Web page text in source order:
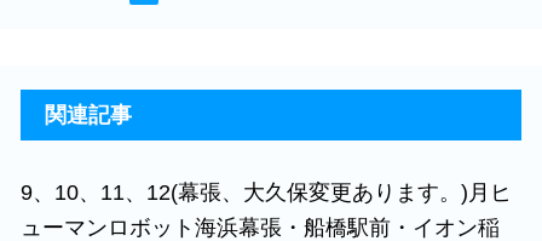
関連記事
9、10、11、12(幕張、大久保変更あります。)月ヒ
ューマンロボット海浜幕張・船橋駅前・イオン稲